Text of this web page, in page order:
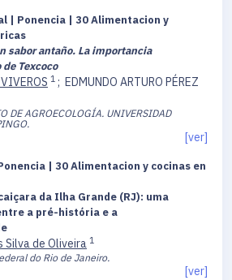
| Ponencia | 30 Alimentacion y
sabor antaño. La importancia
Texcoco
1 ; EDMUNDO ARTURO PÉREZ
DE AGROECOLOGÍA. UNIVERSIDAD
[ver]
| 30 Alimentacion y cocinas en
da Ilha Grande (RJ): uma
a pré-história e a
Silva de Oliveira 1
do Rio de Janeiro.
[ver]